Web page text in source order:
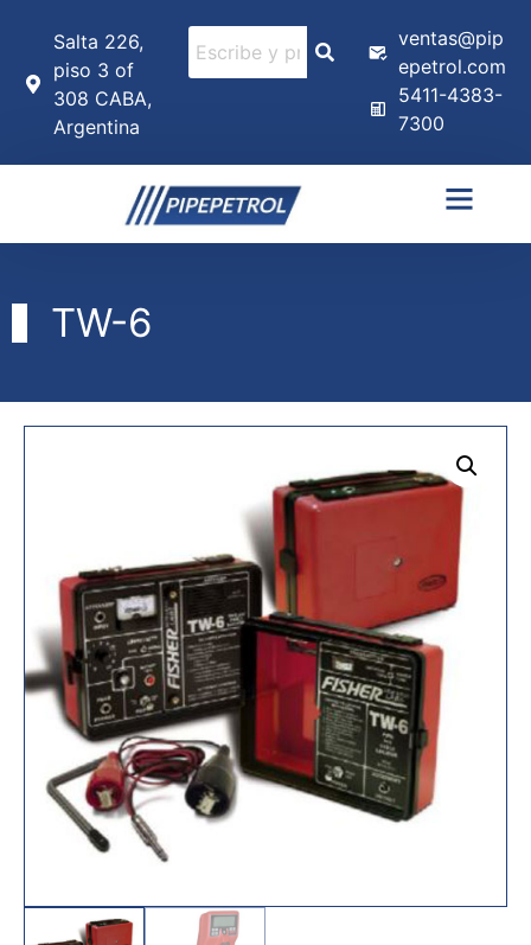
Salta 226,
piso 3 of
308 CABA,
Argentina
ventas@pip
epetrol.com
5411-4383-
7300
TW-6